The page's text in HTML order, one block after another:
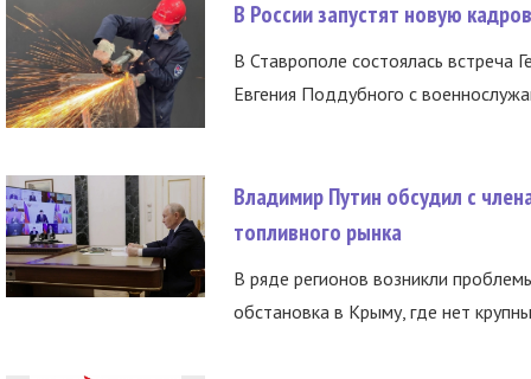
В России запустят новую
В Ставрополе состоялась встреча
Евгения Поддубного с
Владимир Путин обсудил с
топливного рынка
В ряде регионов возникли
обстановка в Крыму, где нет